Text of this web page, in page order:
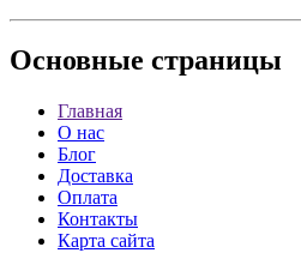
Основные страницы
Главная
О нас
Блог
Доставка
Оплата
Контакты
Карта сайта